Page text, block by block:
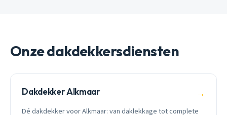
Onze dakdekkersdiensten
Dakdekker Alkmaar →
Dé dakdekker voor Alkmaar: van daklekkage tot complete